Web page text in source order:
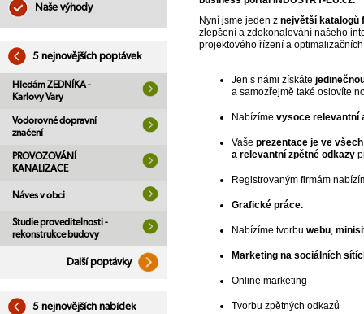
Naše výhody
5 nejnovějších poptávek
Hledám ZEDNÍKA -
Karlovy Vary
Vodorovné dopravní
značení
PROVOZOVÁNÍ
KANALIZACE
Náves v obci
Studie proveditelnosti -
rekonstrukce budovy
Další poptávky
5 nejnovějších nabídek
Nyní jsme jeden z největší katalogů
zlepšení a zdokonalování našeho
projektového řízení a
Jen s námi získáte
a samozřejmě také oslovíte
Nabízíme vysoce relevantní
Vaše prezentace je ve
a relevantní zpětné odkazy
Registrovaným firmám
Grafické práce.
Nabízíme tvorbu webu,
Marketing na sociálních
Online marketing
Tvorbu zpětných odkazů